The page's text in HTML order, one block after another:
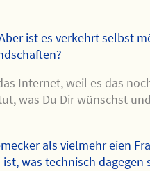
ist es verkehrt selbst
Internet, weil es das
was Du Dir wünschst
als vielmehr eien
was technisch dagegen